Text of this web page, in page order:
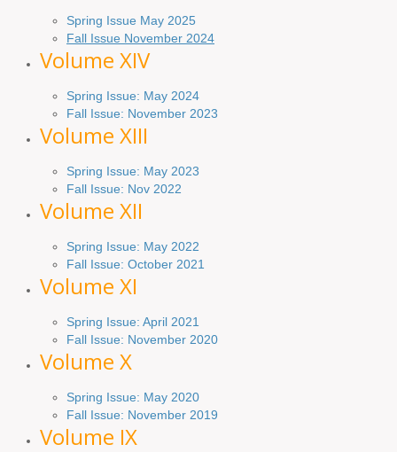
Spring Issue May 2025
Fall Issue November 2024
Volume XIV
Spring Issue: May 2024
Fall Issue: November 2023
Volume XIII
Spring Issue: May 2023
Fall Issue: Nov 2022
Volume XII
Spring Issue: May 2022
Fall Issue: October 2021
Volume XI
Spring Issue: April 2021
Fall Issue: November 2020
Volume X
Spring Issue: May 2020
Fall Issue: November 2019
Volume IX